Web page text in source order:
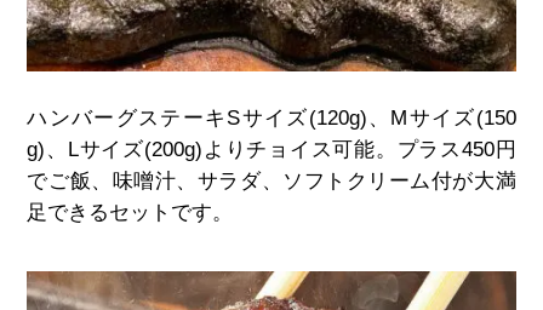
ハンバーグステーキ Sサイズ(120g) 、 M サイズ(150
g) 、 Lサイズ(200g) よりチョイス可能。プラス450円
でご飯、味噌汁、サラダ、ソフトクリーム付が大満
足できるセットです。